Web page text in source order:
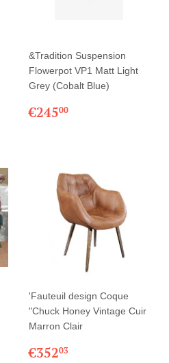
&Tradition Suspension
Flowerpot VP1 Matt Light
Grey (Cobalt Blue)
PRIX
€24500
'Fauteuil design Coque
"Chuck Honey Vintage Cuir
Marron Clair
PRIX
€35203